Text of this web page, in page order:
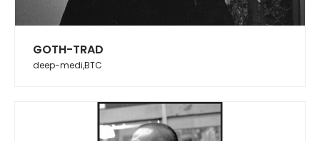
GOTH-TRAD
deep-medi,BTC